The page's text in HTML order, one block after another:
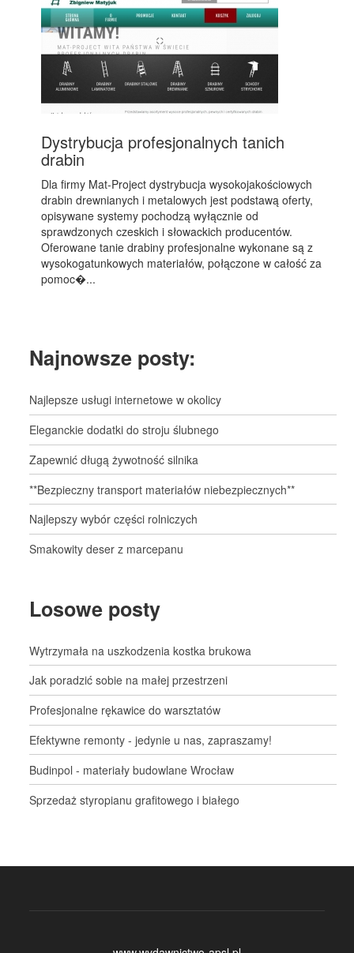
Dystrybucja profesjonalnych tanich
drabin
Dla firmy Mat-Project dystrybucja wysokojakościowych
drabin drewnianych i metalowych jest podstawą oferty,
opisywane systemy pochodzą wyłącznie od
sprawdzonych czeskich i słowackich producentów.
Oferowane tanie drabiny profesjonalne wykonane są z
wysokogatunkowych materiałów, połączone w całość za
pomoc�...
Najnowsze posty:
Najlepsze usługi internetowe w okolicy
Eleganckie dodatki do stroju ślubnego
Zapewnić długą żywotność silnika
**Bezpieczny transport materiałów niebezpiecznych**
Najlepszy wybór części rolniczych
Smakowity deser z marcepanu
Losowe posty
Wytrzymała na uszkodzenia kostka brukowa
Jak poradzić sobie na małej przestrzeni
Profesjonalne rękawice do warsztatów
Efektywne remonty - jedynie u nas, zapraszamy!
Budinpol - materiały budowlane Wrocław
Sprzedaż styropianu grafitowego i białego